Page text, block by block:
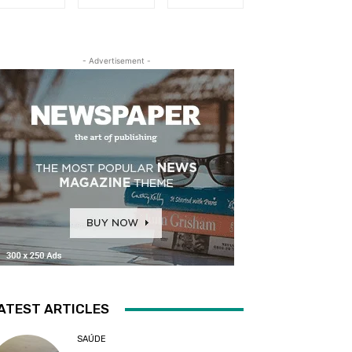
- Advertisement -
ARTICLES
SAÚDE